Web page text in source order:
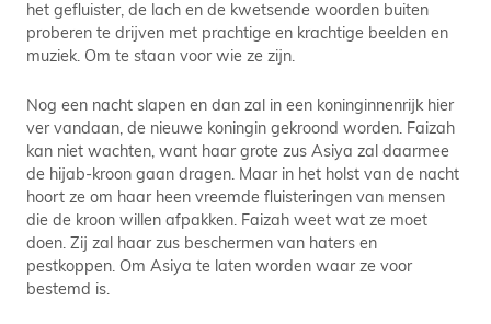
het gefluister, de lach en de kwetsende woorden buiten
proberen te drijven met prachtige en krachtige beelden en
muziek. Om te staan voor wie ze zijn.
Nog een nacht slapen en dan zal in een koninginnenrijk hier
ver vandaan, de nieuwe koningin gekroond worden. Faizah
kan niet wachten, want haar grote zus Asiya zal daarmee
de hijab-kroon gaan dragen. Maar in het holst van de nacht
hoort ze om haar heen vreemde fluisteringen van mensen
die de kroon willen afpakken. Faizah weet wat ze moet
doen. Zij zal haar zus beschermen van haters en
pestkoppen. Om Asiya te laten worden waar ze voor
bestemd is.